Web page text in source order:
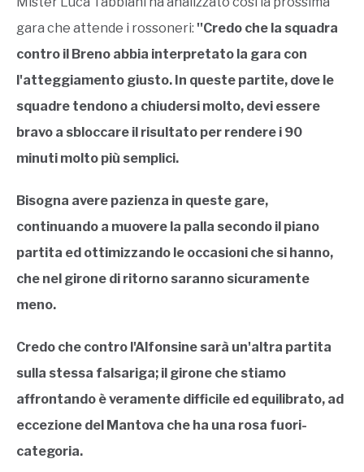
gara che attende i rossoneri: ''Credo che la squadra
contro il Breno abbia interpretato la gara con
l'atteggiamento giusto. In queste partite, dove le
squadre tendono a chiudersi molto, devi essere
bravo a sbloccare il risultato per rendere i 90
minuti molto più semplici.
Bisogna avere pazienza in queste gare,
continuando a muovere la palla secondo il piano
partita ed ottimizzando le occasioni che si hanno,
che nel girone di ritorno saranno sicuramente
meno.
Credo che contro l'Alfonsine sarà un'altra partita
sulla stessa falsariga; il girone che stiamo
affrontando è veramente difficile ed equilibrato, ad
eccezione del Mantova che ha una rosa fuori-
categoria.